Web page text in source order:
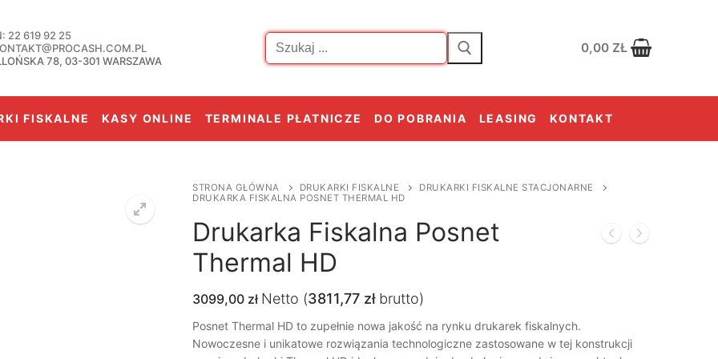
22 619 92 25
78, 03-301 WARSZAWA
Szukaj:
0,00 ZŁ
FISKALNE KASY ONLINE TERMINALE PŁATNICZE DO POBRANIA LEASING KONTAKT
STRONA GŁÓWNA DRUKARKI FISKALNE
DRUKARKI FISKALNE STACJONARNE
DRUKARKA FISKALNA POSNET THERMAL HD
Drukarka Fiskalna Posnet
Thermal HD
3099,00 zł Netto (3811,77 złbrutto)
Posnet Thermal HD to zupełnie nowa jakość na rynku drukarek fiskalnych.
Nowoczesne i unikatowe rozwiązania technologiczne zastosowane w tej konstrukcji